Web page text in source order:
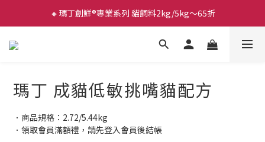
🔸瑪丁創鮮®專業系列 貓飼料2kg/5kg～65折
瑪丁 成貓低敏挑嘴貓配方
．商品規格：2.72/5.44kg
．領取會員滿額禮，請先登入會員後結帳